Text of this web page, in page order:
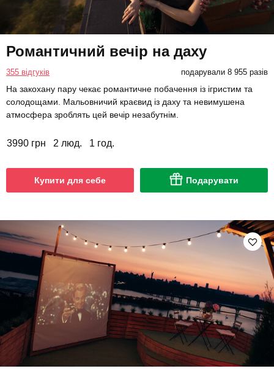
Романтичний вечір на даху
355 відгуків подарували 8 955 разів
На закохану пару чекає романтичне побачення із ігристим та
солодощами. Мальовничий краєвид із даху та невимушена
атмосфера зроблять цей вечір незабутнім.
3990 грн 2 люд. 1 год.
Купити для себе Подарувати